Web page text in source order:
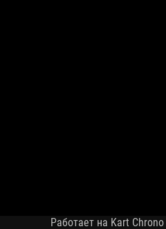
Работает на Kart Chrono